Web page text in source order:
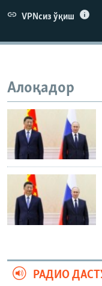
VPNсиз ўқиш
Алоқадор
РАДИО